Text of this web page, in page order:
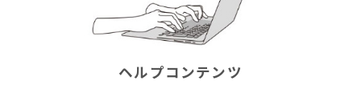
ヘルプコンテンツ